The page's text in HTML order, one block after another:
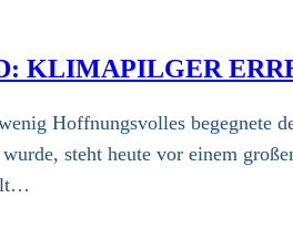
KLIMAPILGER
Hoffnungsvolles begegnete
steht heute vor einem